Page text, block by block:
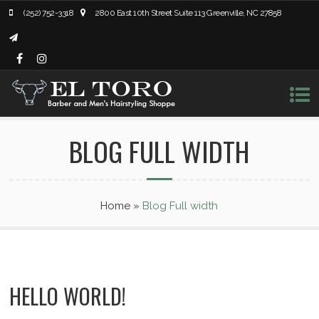
(252) 752-3318 2800 East 10th Street Suite 113 Greenville, NC 27858
BLOG FULL WIDTH
Home » Blog Full width
HELLO WORLD!